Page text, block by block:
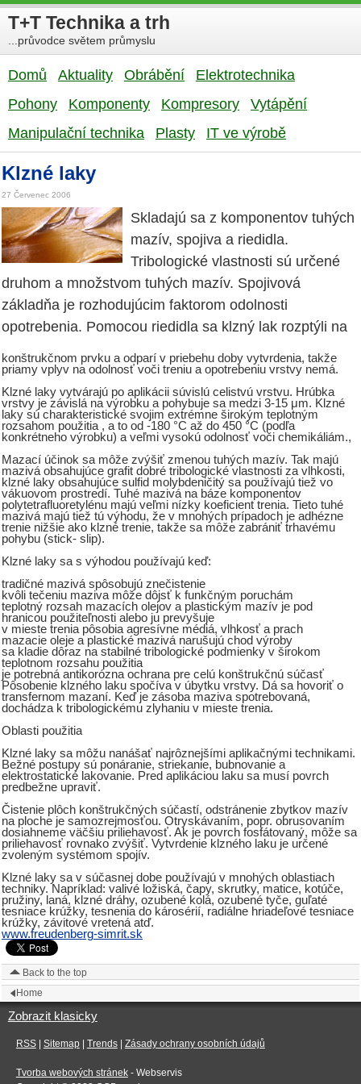
T+T Technika a trh
...průvodce světem průmyslu
Domů Aktuality Obrábění
Elektrotechnika
Pohony
Komponenty Kompresory
Vytápění
Manipulační technika
Plasty IT ve výrobě
Klzné laky
27 Červenec 2006
Skladajú sa z komponentov tuhých
mazív, spojiva a riedidla.
Tribologické vlastnosti sú určené
druhom a množstvom tuhých mazív. Spojivová
základňa je rozhodujúcim faktorom odolnosti
opotrebenia. Pomocou riedidla sa klzný lak rozptýli na
konštrukčnom prvku a odparí v priebehu doby vytvrdenia, takže
priamy vplyv na odolnosť voči treniu a opotrebeniu vrstvy nemá.
Klzné laky vytvárajú po aplikácii súvislú celistvú vrstvu. Hrúbka
vrstvy je závislá na výrobku a pohybuje sa medzi 3-15 μm. Klzné
laky sú charakteristické svojim extrémne širokým teplotným
rozsahom použitia , a to od -180 °C až do 450 °C (podľa
konkrétneho výrobku) a veľmi vysokú odolnosť voči chemikáliám.,
Mazací účinok sa môže zvýšiť zmenou tuhých mazív. Tak majú
mazivá obsahujúce grafit dobré tribologické vlastnosti za vlhkosti,
klzné laky obsahujúce sulfid molybdeničitý sa používajú tiež vo
vákuovom prostredí. Tuhé mazivá na báze komponentov
polytetrafluoretylénu majú veľmi nízky koeficient trenia. Tieto tuhé
mazivá majú tiež tú výhodu, že v mnohých prípadoch je adhézne
trenie nižšie ako klzné trenie, takže sa môže zabrániť trhavému
pohybu (stick- slip).
Klzné laky sa s výhodou používajú keď:
tradičné mazivá spôsobujú znečistenie
kvôli tečeniu maziva môže dôjsť k funkčným poruchám
teplotný rozsah mazacích olejov a plastickým mazív je pod
hranicou použiteľnosti alebo ju prevyšuje
v mieste trenia pôsobia agresívne médiá, vlhkosť a prach
mazacie oleje a plastické mazivá narušujú chod výroby
sa kladie dôraz na stabilné tribologické podmienky v širokom
teplotnom rozsahu použitia
je potrebná antikorózna ochrana pre celú konštrukčnú súčasť
Pôsobenie klzného laku spočíva v úbytku vrstvy. Dá sa hovoriť o
transfernom mazaní. Keď je zásoba maziva spotrebovaná,
dochádza k tribologickému zlyhaniu v mieste trenia.
Oblasti použitia
Klzné laky sa môžu nanášať najrôznejšími aplikačnými technikami.
Bežné postupy sú ponáranie, striekanie, bubnovanie a
elektrostatické lakovanie. Pred aplikáciou laku sa musí povrch
predbežne upraviť.
Čistenie plôch konštrukčných súčastí, odstránenie zbytkov mazív
na ploche je samozrejmosťou. Otryskávaním, popr. obrusovaním
dosiahneme väčšiu priliehavosť. Ak je povrch fosfátovaný, môže sa
priliehavosť rovnako zvýšiť. Vytvrdenie klzného laku je určené
zvoleným systémom spojív.
Klzné laky sa v súčasnej dobe používajú v mnohých oblastiach
techniky. Napríklad: valivé ložiská, čapy, skrutky, matice, kotúče,
pružiny, laná, klzné dráhy, ozubené kolá, ozubené tyče, guľaté
tesniace krúžky, tesnenia do károsérií, radiálne hriadeľové tesniace
krúžky, závitové vretená atď.
www.freudenberg-simrit.sk
Back to the top
Home
Zobrazit klasicky
RSS| Sitemap| Trends| Zásady ochrany osobních údajů
Tvorba webových stránek- Webservis